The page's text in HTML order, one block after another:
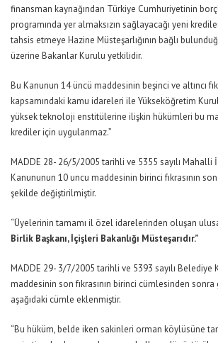
finansman kaynağından Türkiye Cumhuriyetinin
programında yer almaksızın sağlayacağı yeni
tahsis etmeye Hazine Müsteşarlığının bağlı
üzerine Bakanlar Kurulu yetkilidir.
Bu Kanunun 14 üncü maddesinin beşinci ve altıncı
kapsamındaki kamu idareleri ile Yükseköğretim
yüksek teknoloji enstitülerine ilişkin hükümleri bu
krediler için uygulanmaz.”
MADDE 28- 26/5/2005 tarihli ve 5355 sayılı Mahalli
Kanununun 10 uncu maddesinin birinci fıkrasının
şekilde değiştirilmiştir.
“Üyelerinin tamamı il özel idarelerinden oluşan
Birlik Başkanı, İçişleri Bakanlığı Müsteşarıdır.”
MADDE 29- 3/7/2005 tarihli ve 5393 sayılı Belediye
maddesinin son fıkrasının birinci cümlesinden
aşağıdaki cümle eklenmiştir.
“Bu hüküm, belde iken sakinleri orman köylüsüne